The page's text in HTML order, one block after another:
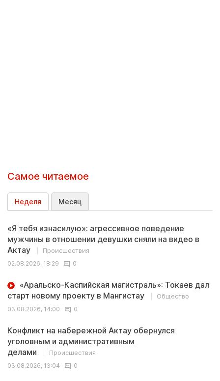
Самое читаемое
Неделя Месяц
«Я тебя изнасилую»: агрессивное поведение
мужчины в отношении девушки сняли на видео в
Актау
Происшествия
02.08.2026, 18:29
0
«Аральско-Каспийская магистраль»: Токаев дал
старт новому проекту в Мангистау
Общество
03.08.2026, 14:00
0
Конфликт на набережной Актау обернулся
уголовным и административным
делами
Происшествия
03.08.2026, 13:04
0